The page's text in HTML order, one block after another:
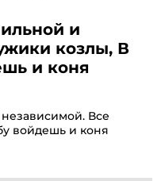
и
козлы, В
и коня
Все
войдешь и коня